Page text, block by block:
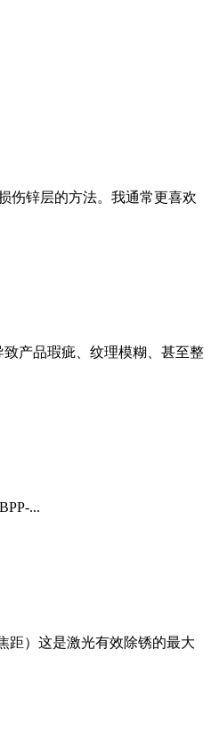
伤锌层的方法。我通常更喜欢
产品瑕疵、纹理模糊、甚至整
...
距）这是激光有效除锈的最大